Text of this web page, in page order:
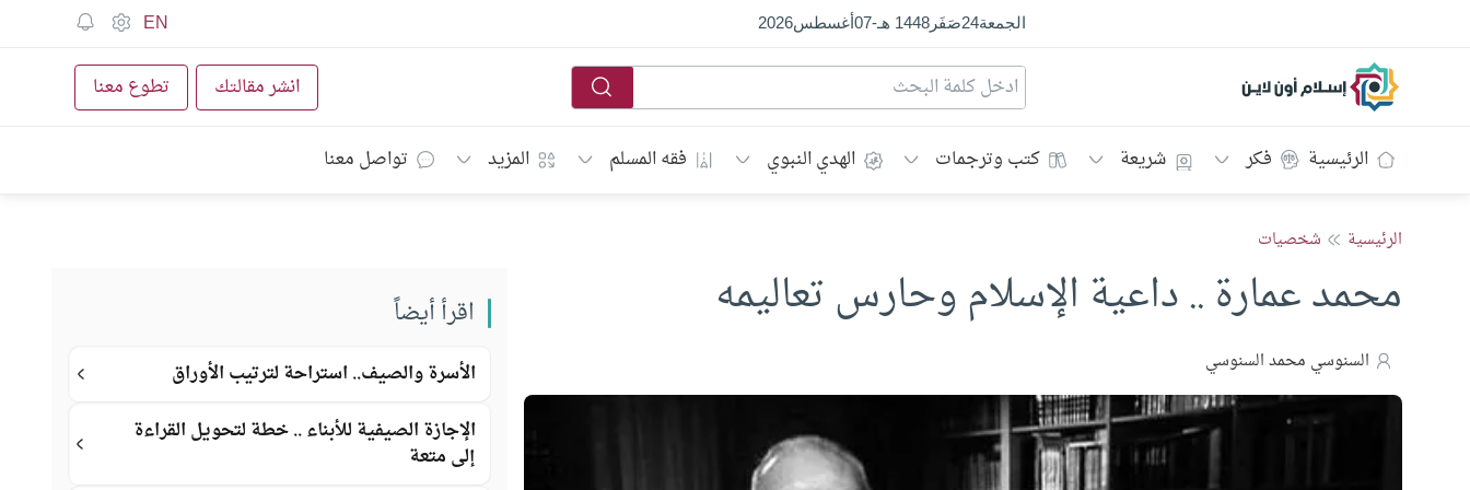
الجمعة24صَفَر1448 هـ -
07أغسطس2026
EN
إسلام أون لاين انشر مقالتك تطوع معنا
الرئيسية فكر شريعة كتب وترجمات الهدي النبوي فقه المسلم المزيد تواصل معنا
الرئيسية شخصيات
محمد عمارة .. داعية الإسلام وحارس تعاليمه
السنوسي محمد السنوسي
اقرأ أيضاً
الأسرة والصيف.. استراحة لترتيب الأوراق
الإجازة الصيفية للأبناء .. خطة لتحويل القراءة
إلى متعة